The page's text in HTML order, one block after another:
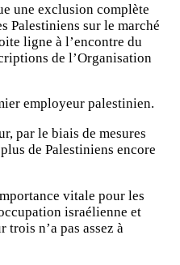
une exclusion complète
Palestiniens sur le marché
ligne à l’encontre du
de l’Organisation
employeur palestinien.
par le biais de mesures
de Palestiniens encore
vitale pour les
israélienne et
n’a pas assez à